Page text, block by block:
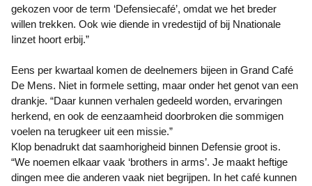
gekozen voor de term ‘Defensiecafé’, omdat we het breder
willen trekken. Ook wie diende in vredestijd of bij Nnationale
Iinzet hoort erbij.”
Eens per kwartaal komen de deelnemers bijeen in Grand Café
De Mens. Niet in formele setting, maar onder het genot van een
drankje. “Daar kunnen verhalen gedeeld worden, ervaringen
herkend, en ook de eenzaamheid doorbroken die sommigen
voelen na terugkeer uit een missie.”
Klop benadrukt dat saamhorigheid binnen Defensie groot is.
“We noemen elkaar vaak ‘brothers in arms’. Je maakt heftige
dingen mee die anderen vaak niet begrijpen. In het café kunnen